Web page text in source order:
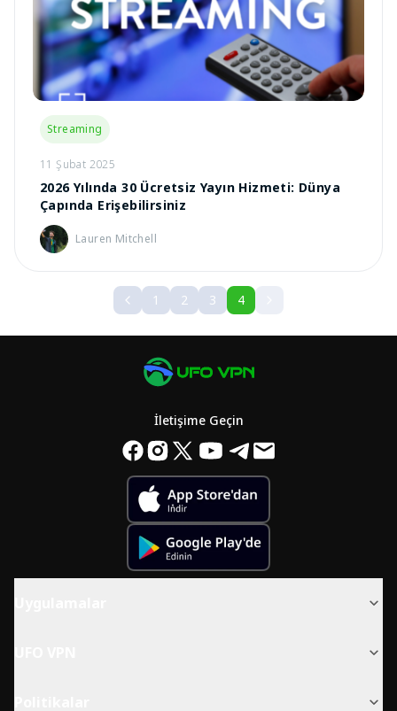
Streaming
11 Şubat 2025
2026 Yılında 30 Ücretsiz Yayın Hizmeti: Dünya
Çapında Erişebilirsiniz
Lauren Mitchell
1 2 3 4
İletişime Geçin